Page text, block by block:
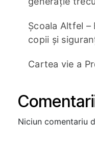
Școala Altfel
copii și
Cartea vie a
Niciun comentariu